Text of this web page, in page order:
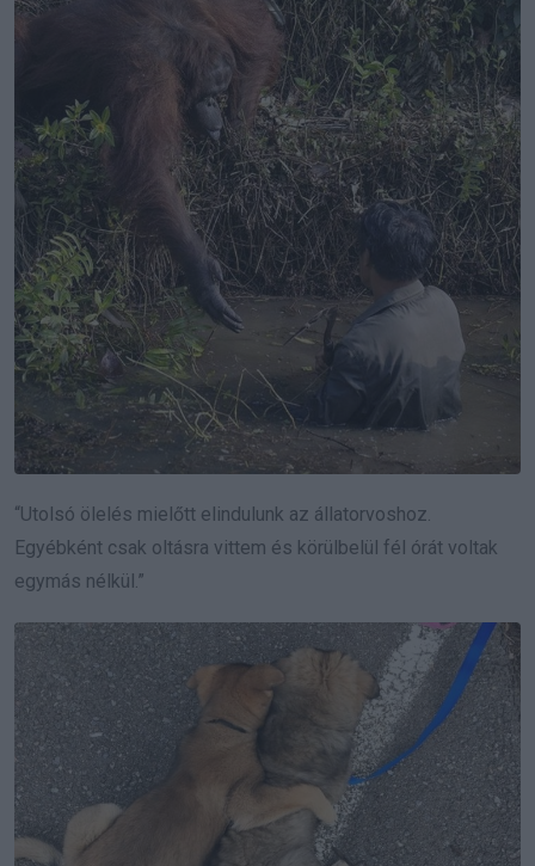
“Utolsó ölelés mielőtt elindulunk az állatorvoshoz.
Egyébként csak oltásra vittem és körülbelül fél órát voltak
egymás nélkül.”